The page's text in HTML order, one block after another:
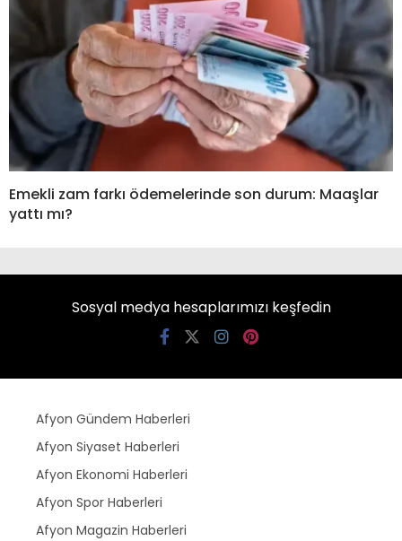
Emekli zam farkı ödemelerinde son durum: Maaşlar
yattı mı?
Sosyal medya hesaplarımızı keşfedin
Afyon Gündem Haberleri
Afyon Siyaset Haberleri
Afyon Ekonomi Haberleri
Afyon Spor Haberleri
Afyon Magazin Haberleri